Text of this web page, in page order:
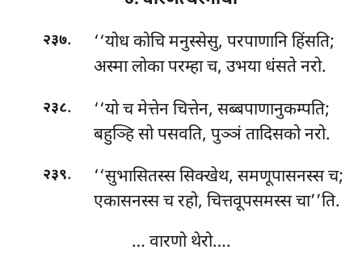
२३७. ‘‘योधकोचि मनुस्सेसु, परपाणानि हिंसति;
अस्मा लोका परम्हा च, उभया धंसते नरो.
२३८.
‘‘यो च मेत्तेन चित्तेन, सब्बपाणानुकम्पति;
बहुञ्हि सो पसवति, पुञ्ञं तादिसको नरो.
२३९.
‘‘सुभासितस्स सिक्खेथ, समणूपासनस्स च;
एकासनस्स च रहो, चित्तवूपसमस्स चा’’ति.
… वारणो थेरो….